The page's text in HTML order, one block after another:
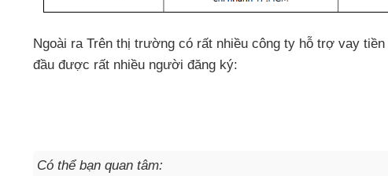
Ngoài ra Trên thị trường có rất nhiều công ty hỗ trợ vay
đầu được rất nhiều người đăng ký:
Có thể bạn quan tâm: